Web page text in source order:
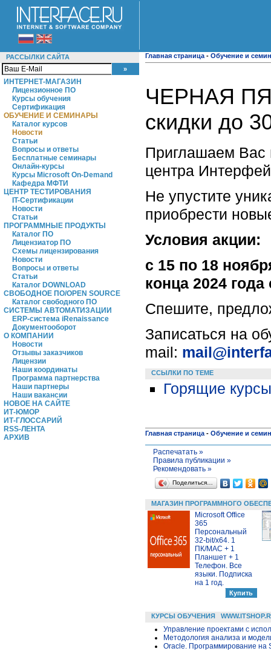
РАССЫЛКИ САЙТА
ИНТЕРНЕТ-МАГАЗИН
Лицензионное ПО
Курсы обучения
Сертификация
ОБУЧЕНИЕ И СЕМИНАРЫ
Каталог курсов
Новости
Статьи
Вопросы и ответы
Бесплатные семинары
Онлайн-курсы
Курсы Microsoft On-Demand
Кафедра МФТИ
ЦЕНТР ТЕСТИРОВАНИЯ
IT-Сертификации
Новости
Статьи
ПРОГРАММНЫЕ ПРОДУКТЫ
Каталог ПО
Лицензиатор ПО
Схемы лицензирования
Новости
Вопросы и ответы
Статьи
Каталог DOWNLOAD
СВОБОДНОЕ ПО/OPEN SOURCE
Каталог свободного ПО
СИСТЕМЫ АВТОМАТИЗАЦИИ
ERP-система iRenaissance
Документооборот
О КОМПАНИИ
Новости
Отзывы заказчиков
Лицензии
Наши координаты
Программа партнерства
Наши партнеры
Наши вакансии
НОВОЕ НА САЙТЕ
ИТ-ЮМОР
ИТ-ГЛОССАРИЙ
RSS-ЛЕНТА
АРХИВ
Главная страница - Обучение и
ЧЕРНАЯ
скидки до
Приглашаем Вас
центра
Не упустите
приобрести
Условия акции:
с 15 по 18
конца 2024 года
Спешите,
Записаться на
mail:
ССЫЛКИ ПО ТЕМЕ
Горящие курсы
Главная страница - Обучение и
Распечатать »
Правила публикации »
Рекомендовать »
Поделиться…
МАГАЗИН ПРОГРАММНОГО
Microsoft Office
365
Персональный
32-bit/x64. 1
ПК/MAC + 1
Планшет + 1
Телефон. Все
языки. Подписка
на 1 год.
КУРСЫ ОБУЧЕНИЯ
Управление проектами с
Методология анализа и
Oracle. Программирование на